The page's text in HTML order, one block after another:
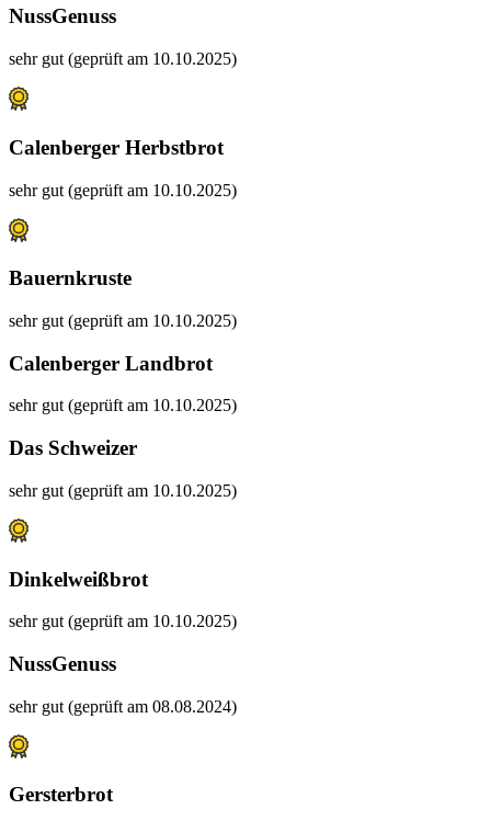
NussGenuss
sehr gut (geprüft am 10.10.2025)
Calenberger Herbstbrot
sehr gut (geprüft am 10.10.2025)
Bauernkruste
sehr gut (geprüft am 10.10.2025)
Calenberger Landbrot
sehr gut (geprüft am 10.10.2025)
Das Schweizer
sehr gut (geprüft am 10.10.2025)
Dinkelweißbrot
sehr gut (geprüft am 10.10.2025)
NussGenuss
sehr gut (geprüft am 08.08.2024)
Gersterbrot